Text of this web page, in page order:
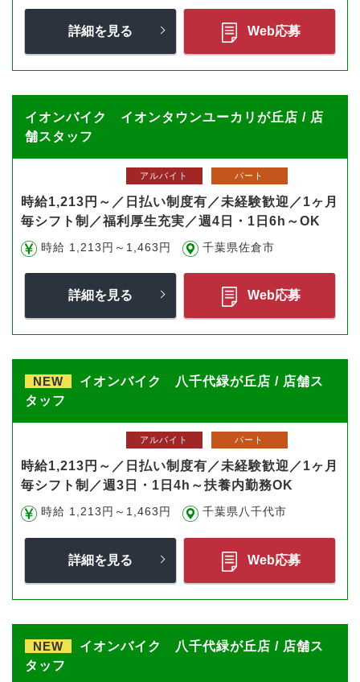
詳細を見る Web応募
イオンバイク イオンタウンユーカリが丘店 / 店
舗スタッフ
アルバイト パート
時給1,213円～／日払い制度有／未経験歓迎／1ヶ月
毎シフト制／福利厚生充実／週4日・1日6h～OK
時給 1,213円～1,463円 千葉県佐倉市
詳細を見る Web応募
NEW
イオンバイク 八千代緑が丘店 / 店舗ス
タッフ
アルバイト パート
時給1,213円～／日払い制度有／未経験歓迎／1ヶ月
毎シフト制／週3日・1日4h～扶養内勤務OK
時給 1,213円～1,463円 千葉県八千代市
詳細を見る Web応募
NEW
イオンバイク 八千代緑が丘店 / 店舗ス
タッフ